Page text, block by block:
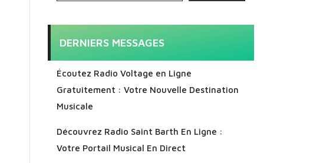
DERNIERS MESSAGES
Écoutez Radio Voltage en Ligne
Gratuitement : Votre Nouvelle Destination
Musicale
Découvrez Radio Saint Barth En Ligne :
Votre Portail Musical En Direct